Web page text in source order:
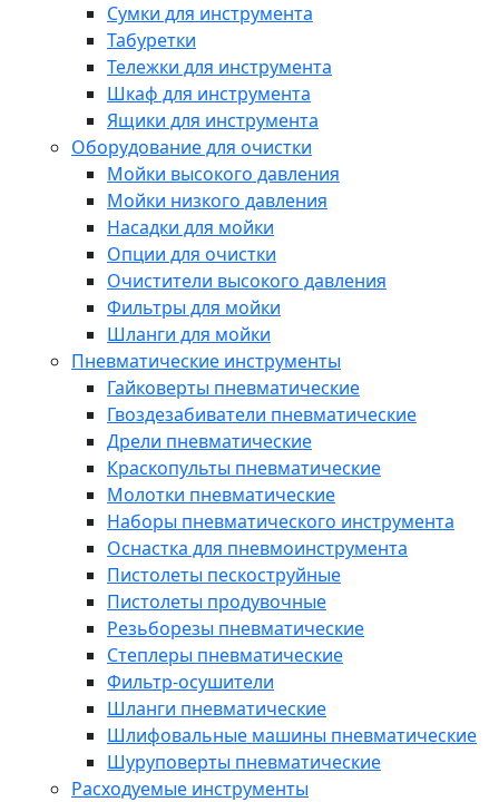
Сумки для инструмента
Табуретки
Тележки для инструмента
Шкаф для инструмента
Ящики для инструмента
Оборудование для очистки
Мойки высокого давления
Мойки низкого давления
Насадки для мойки
Опции для очистки
Очистители высокого давления
Фильтры для мойки
Шланги для мойки
Пневматические инструменты
Гайковерты пневматические
Гвоздезабиватели пневматические
Дрели пневматические
Краскопульты пневматические
Молотки пневматические
Наборы пневматического инструмента
Оснастка для пневмоинструмента
Пистолеты пескоструйные
Пистолеты продувочные
Резьборезы пневматические
Степлеры пневматические
Фильтр-осушители
Шланги пневматические
Шлифовальные машины пневматические
Шуруповерты пневматические
Расходуемые инструменты